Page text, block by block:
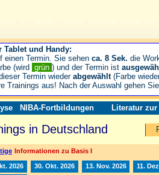
NIBA-Fortbildungen Literatur zur
in Deutschland
Informationen zu Basis I
2026 30. Okt. 2026 13. Nov. 2026
11.
Tablet und Handy:
einen Termin. Sie sehen ca. 8 Sek. die
(wird grün ) und der Termin ist
Termin wieder abgewählt(Farbe
Trainings aus! Nach der Auswahl gehen